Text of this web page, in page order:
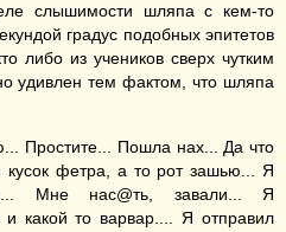
слышимости шляпа с кем-то
градус подобных эпитетов
либо из учеников сверх чутким
удивлен тем фактом, что шляпа
Простите... Пошла нах... Да что
кусок фетра, а то рот зашью... Я
Мне нас@ть, завали... Я
и какой то варвар.... Я отправил